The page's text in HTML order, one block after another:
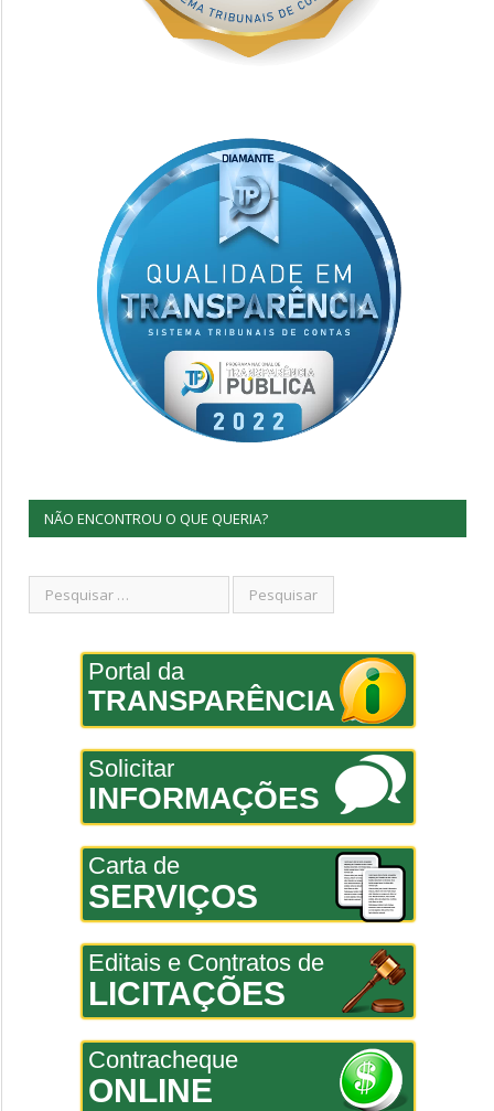
NÃO ENCONTROU O QUE QUERIA?
Portal da
TRANSPARÊNCIA
Solicitar
INFORMAÇÕES
Carta de
SERVIÇOS
Editais e Contratos de
LICITAÇÕES
Contracheque
ONLINE